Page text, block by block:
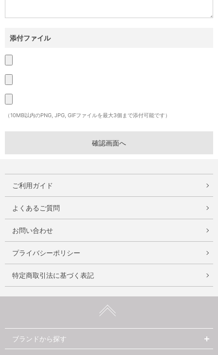
添付ファイル
（10MB以内のPNG, JPG, GIFファイルを最大3個まで添付可能です）
ご利用ガイド
よくあるご質問
お問い合わせ
プライバシーポリシー
特定商取引法に基づく表記
ブランドから探す